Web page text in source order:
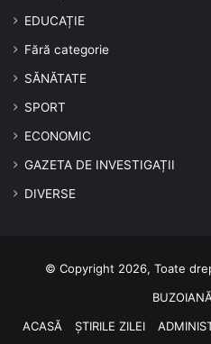
EDUCAȚIE
Fără categorie
SĂNĂTATE
SPORT
ECONOMIC
GAZETA DE INVESTIGAȚII
DIVERSE
© Copyright 2026, Toate
ACASĂ
ȘTIRILE ZILEI